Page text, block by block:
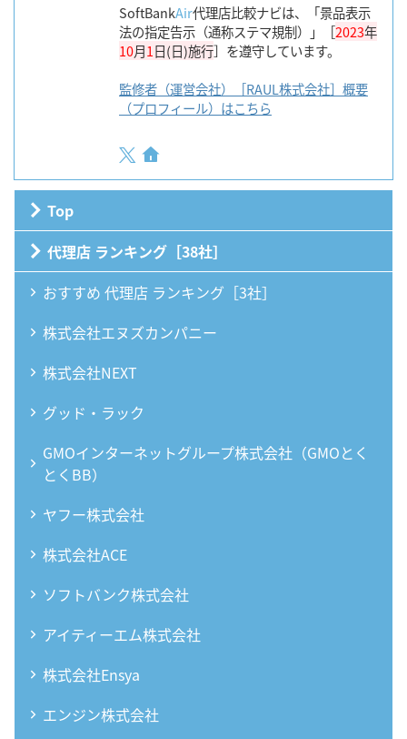
SoftBankAir代理店比較ナビは、「景品表示
法の指定告示（通称ステマ規制）」［2023年
10月1 日(日)施行］を遵守しています。
監修者（運営会社）［RAUL株式会社］概要
（プロフィール）はこちら
Top
代理店 ランキング［38社］
おすすめ 代理店 ランキング［3社］
株式会社エヌズカンパニー
株式会社NEXT
グッド・ラック
GMOインターネットグループ株式会社（GMOとく
とくBB）
ヤフー株式会社
株式会社ACE
ソフトバンク株式会社
アイティーエム株式会社
株式会社Ensya
エンジン株式会社